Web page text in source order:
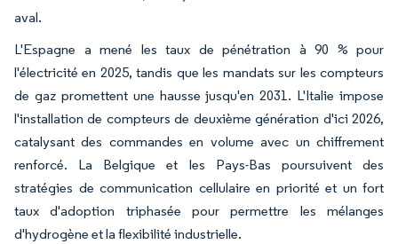
aval.
L'Espagne a mené les taux de pénétration à 90 % pour
l'électricité en 2025, tandis que les mandats sur les compteurs
de gaz promettent une hausse jusqu'en 2031. L'Italie impose
l'installation de compteurs de deuxième génération d'ici 2026,
catalysant des commandes en volume avec un chiffrement
renforcé. La Belgique et les Pays-Bas poursuivent des
stratégies de communication cellulaire en priorité et un fort
taux d'adoption triphasée pour permettre les mélanges
d'hydrogène et la flexibilité industrielle.